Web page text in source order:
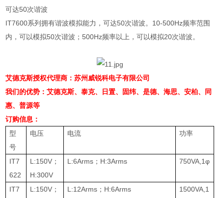
可达50次谐波
IT7600系列拥有谐波模拟能力，可达50次谐波。 10-500Hz频率范围
内，可以模拟50次谐波；500Hz频率以上，可以模拟20次谐波。
艾德克斯授权代理商：苏州威锐科电子有限公司
我们的优势：艾德克斯、泰克、日置、固纬、是德、海思、安柏、同
惠、普源等
订购信息：
型
号
电压 电流 功率
IT7
622
L:150V ；
H:300V
L:6Arms ； H:3Arms 750VA,1φ
IT7
L:150V ；
L:12Arms ； H:6Arms
1500VA,1